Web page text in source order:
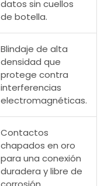
datos sin cuellos
de botella.
Blindaje de alta
densidad que
protege contra
interferencias
electromagnéticas.
Contactos
chapados en oro
para una conexión
duradera y libre de